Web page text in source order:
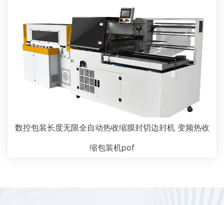
数控包装长度无限全自动热收缩膜封切边封机 变频热收
缩包装机pof